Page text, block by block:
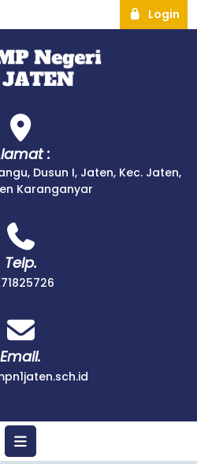
Login
:
Dusun I, Jaten, Kec. Jaten,
Karanganyar
Telp.
Email.